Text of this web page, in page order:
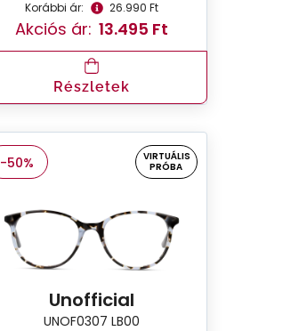
Korábbi ár: 26.990 Ft
Akciós ár: 13.495 Ft
Részletek
-50%
VIRTUÁLIS
PRÓBA
Unofficial
UNOF0307 LB00